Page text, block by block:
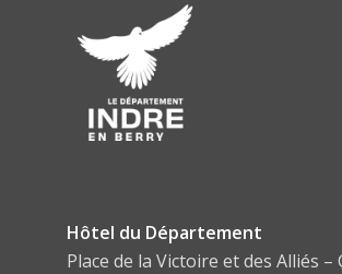
Hôtel du Département
Place de la Victoire et des Alliés –